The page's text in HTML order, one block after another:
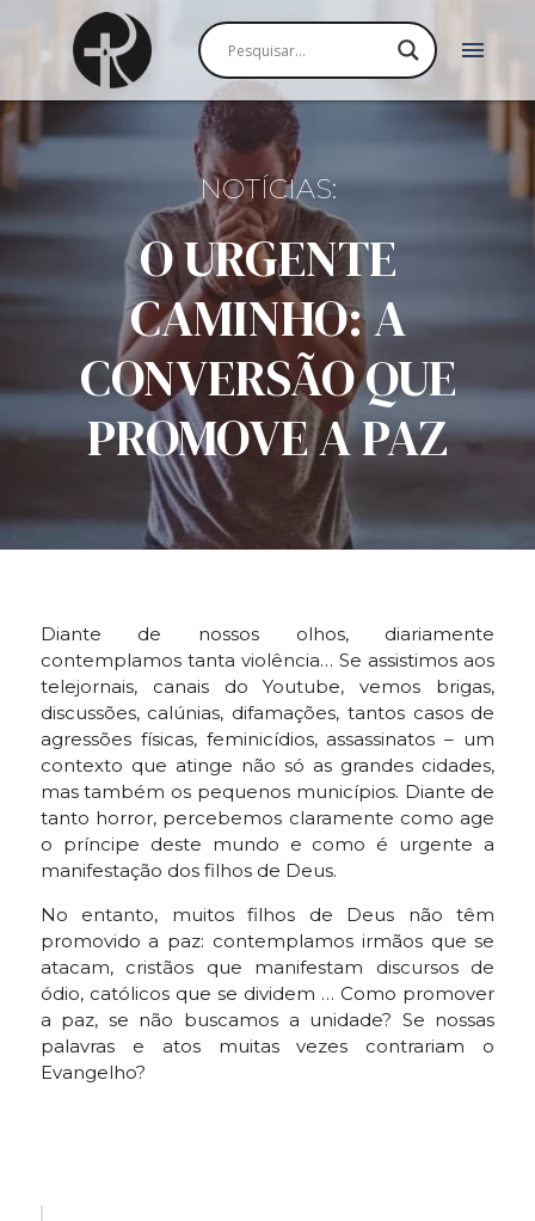
menu
NOTÍCIAS:
O URGENTE
CAMINHO: A
CONVERSÃO QUE
PROMOVE A PAZ
Diante de nossos olhos, diariamente
contemplamos tanta violência… Se assistimos aos
telejornais, canais do Youtube, vemos brigas,
discussões, calúnias, difamações, tantos casos de
agressões físicas, feminicídios, assassinatos – um
contexto que atinge não só as grandes cidades,
mas também os pequenos municípios. Diante de
tanto horror, percebemos claramente como age
o príncipe deste mundo e como é urgente a
manifestação dos filhos de Deus.
No entanto, muitos filhos de Deus não têm
promovido a paz: contemplamos irmãos que se
atacam, cristãos que manifestam discursos de
ódio, católicos que se dividem … Como promover
a paz, se não buscamos a unidade? Se nossas
palavras e atos muitas vezes contrariam o
Evangelho?